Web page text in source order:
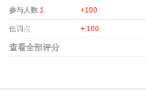
参与人数 1 +100
低调点 + 100
查看全部评分